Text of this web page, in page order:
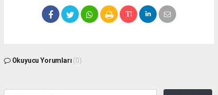
Okuyucu Yorumları (0)